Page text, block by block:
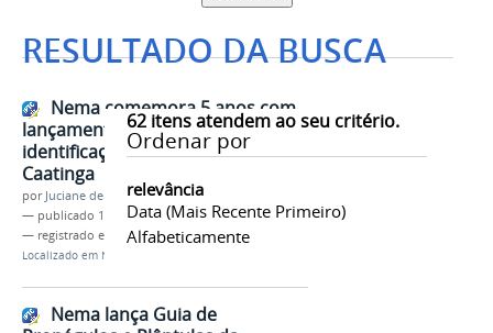
RESULTADO DA BUSCA
62itens atendem ao seu critério.
Ordenar por
relevância
Data (mais Recente Primeiro)
Alfabeticamente
Nema comemora 5 anos com
lançamento de guia de
identificação de plantas da
Caatinga
por Juciane de Jesus Aleixo
— publicado 19/11/2019
— registrado em:
CCA,Nema,Evento
Localizado em Notícias
Nema lança Guia de